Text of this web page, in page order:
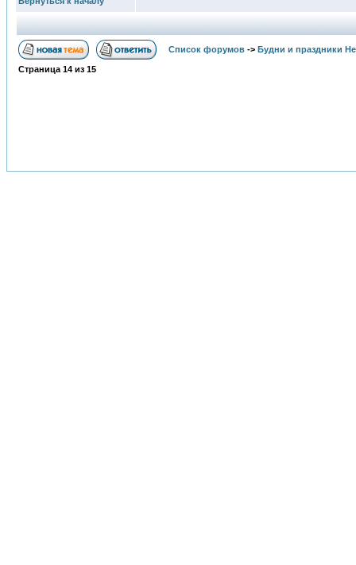
Список форумов -> Будни и праздники
Страница 14 из 15